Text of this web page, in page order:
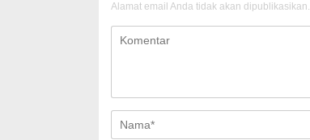
Alamat email Anda tidak akan dipublikasikan.